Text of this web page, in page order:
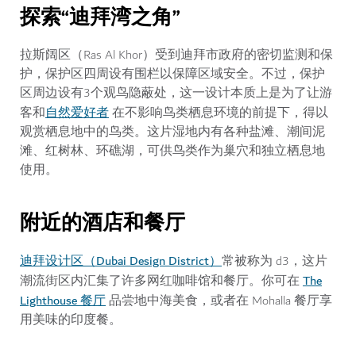
探索“迪拜湾之角”
拉斯阔区（Ras Al Khor）受到迪拜市政府的密切监测和保
护，保护区四周设有围栏以保障区域安全。不过，保护
区周边设有3个观鸟隐蔽处，这一设计本质上是为了让游
客和自然爱好者在不影响鸟类栖息环境的前提下，得以
观赏栖息地中的鸟类。这片湿地内有各种盐滩、潮间泥
滩、红树林、环礁湖，可供鸟类作为巢穴和独立栖息地
使用。
附近的酒店和餐厅
迪拜设计区（Dubai Design District）常被称为 d3，这片
潮流街区内汇集了许多网红咖啡馆和餐厅。你可在The
Lighthouse 餐厅品尝地中海美食，或者在 Mohalla 餐厅享
用美味的印度餐。